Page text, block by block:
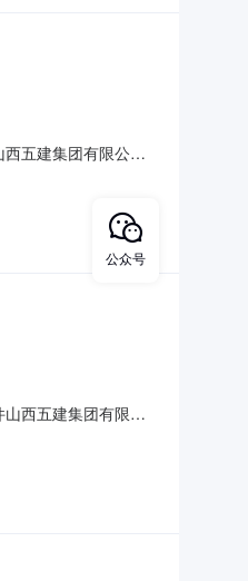
五建集团有限公司
公告如下:一、成交
西五建集团有限公
建设项目蒸汽加压
公众号